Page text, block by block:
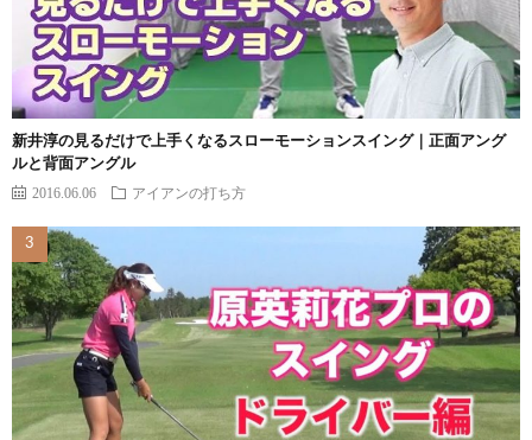
新井淳の見るだけで上手くなるスローモーションスイング｜正面アング
ルと背面アングル
2016.06.06 アイアンの打ち方